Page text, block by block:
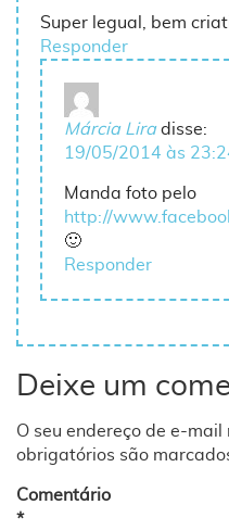
Super legual, bem
Responder
Márcia Lira disse:
19/05/2014 às
Manda foto pelo
http://
🙂
Responder
Deixe um
O seu endereço de e-
obrigatórios são
Comentário
*